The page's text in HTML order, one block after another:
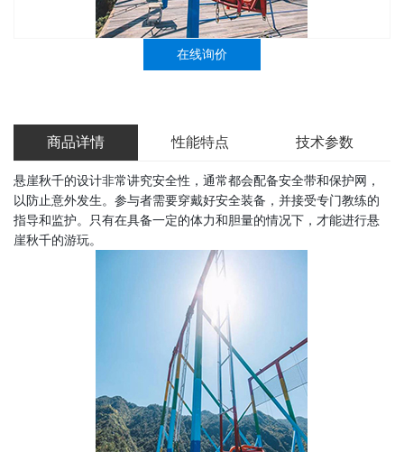
在线询价
商品详情 性能特点 技术参数
悬崖秋千的设计非常讲究安全性，通常都会配备安全带和保护网，
以防止意外发生。参与者需要穿戴好安全装备，并接受专门教练的
指导和监护。只有在具备一定的体力和胆量的情况下，才能进行悬
崖秋千的游玩。